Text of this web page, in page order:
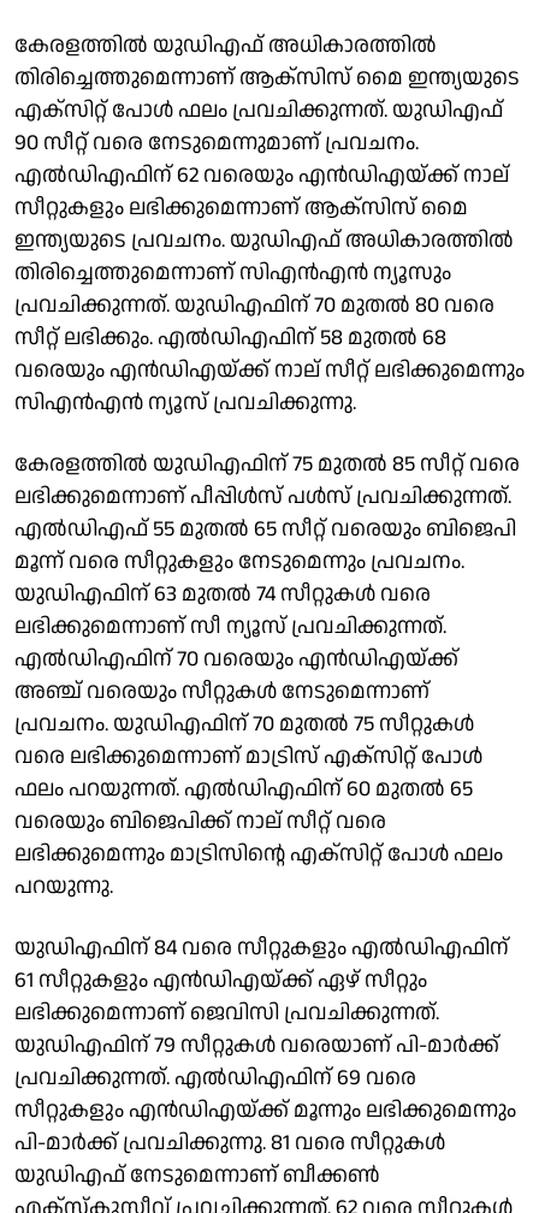
കേരളത്തിൽ യുഡിഎഫ് അധികാരത്തിൽ
തിരിച്ചെത്തുമെന്നാണ് ആക്സിസ് മൈ ഇന്ത്യയുടെ
എക്സിറ്റ് പോൾ ഫലം പ്രവചിക്കുന്നത്. യുഡിഎഫ്
90 സീറ്റ് വരെ നേടുമെന്നുമാണ് പ്രവചനം.
എൽഡിഎഫിന് 62 വരെയും എൻഡിഎയ്ക്ക് നാല്
സീറ്റുകളും ലഭിക്കുമെന്നാണ് ആക്സിസ് മൈ
ഇന്ത്യയുടെ പ്രവചനം. യുഡിഎഫ് അധികാരത്തിൽ
തിരിച്ചെത്തുമെന്നാണ് സിഎൻഎൻ ന്യൂസും
പ്രവചിക്കുന്നത്. യുഡിഎഫിന് 70 മുതൽ 80 വരെ
സീറ്റ് ലഭിക്കും. എൽഡിഎഫിന് 58 മുതൽ 68
വരെയും എൻഡിഎയ്ക്ക് നാല് സീറ്റ് ലഭിക്കുമെന്നും
സിഎൻഎൻ ന്യൂസ് പ്രവചിക്കുന്നു.
കേരളത്തിൽ യുഡിഎഫിന് 75 മുതൽ 85 സീറ്റ് വരെ
ലഭിക്കുമെന്നാണ് പീപ്പിൾസ് പൾസ് പ്രവചിക്കുന്നത്.
എൽഡിഎഫ് 55 മുതൽ 65 സീറ്റ് വരെയും ബിജെപി
മൂന്ന് വരെ സീറ്റുകളും നേടുമെന്നും പ്രവചനം.
യുഡിഎഫിന് 63 മുതൽ 74 സീറ്റുകൾ വരെ
ലഭിക്കുമെന്നാണ് സീ ന്യൂസ് പ്രവചിക്കുന്നത്.
എൽഡിഎഫിന് 70 വരെയും എൻഡിഎയ്ക്ക്
അഞ്ച് വരെയും സീറ്റുകൾ നേടുമെന്നാണ്
പ്രവചനം. യുഡിഎഫിന് 70 മുതൽ 75 സീറ്റുകൾ
വരെ ലഭിക്കുമെന്നാണ് മാട്രിസ് എക്സിറ്റ് പോൾ
ഫലം പറയുന്നത്. എൽഡിഎഫിന് 60 മുതൽ 65
വരെയും ബിജെപിക്ക് നാല് സീറ്റ് വരെ
ലഭിക്കുമെന്നും മാട്രിസിന്റെ എക്സിറ്റ് പോൾ ഫലം
പറയുന്നു.
യുഡിഎഫിന് 84 വരെ സീറ്റുകളും എൽഡിഎഫിന്
61 സീറ്റുകളും എൻഡിഎയ്ക്ക് ഏഴ് സീറ്റും
ലഭിക്കുമെന്നാണ് ജെവിസി പ്രവചിക്കുന്നത്.
യുഡിഎഫിന് 79 സീറ്റുകൾ വരെയാണ് പി-മാർക്ക്
പ്രവചിക്കുന്നത്. എൽഡിഎഫിന് 69 വരെ
സീറ്റുകളും എൻഡിഎയ്ക്ക് മൂന്നും ലഭിക്കുമെന്നും
പി-മാർക്ക് പ്രവചിക്കുന്നു. 81 വരെ സീറ്റുകൾ
യുഡിഎഫ് നേടുമെന്നാണ് ബീക്കൺ
എക്സ്ക്ലൂസീവ് പ്രവചിക്കുന്നത്. 62 വരെ സീറ്റുകൾ